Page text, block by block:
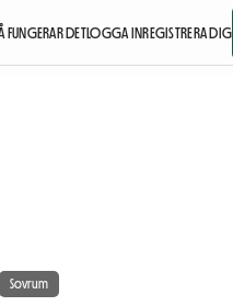
FUNGERAR DETLOGGA INREGISTRERA DIG
Sovrum